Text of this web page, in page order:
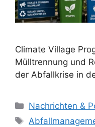
Climate Village
Mülltrennung und
der Abfallkrise in
Kategorien
Nachrichten &
Schlagwörter